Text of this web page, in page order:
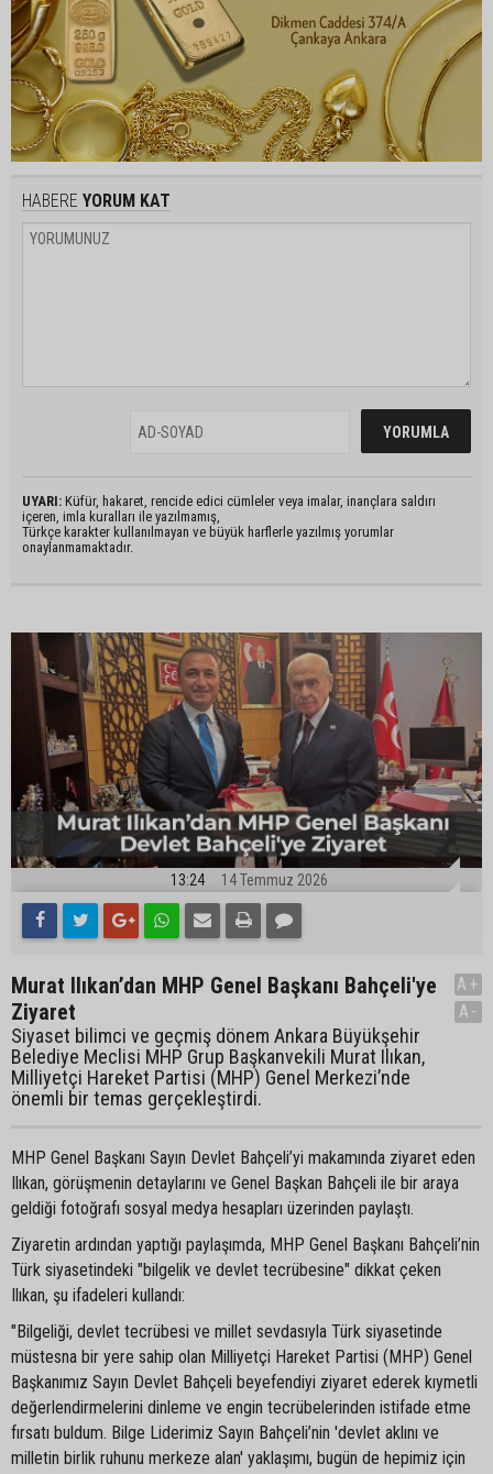
HABERE YORUM KAT
UYARI: Küfür, hakaret, rencide edici cümleler veya imalar, inançlara saldırı
içeren, imla kuralları ile yazılmamış,
Türkçe karakter kullanılmayan ve büyük harflerle yazılmış yorumlar
onaylanmamaktadır.
13:24 14 Temmuz 2026
Murat Ilıkan’dan MHP Genel Başkanı Bahçeli'ye
Ziyaret
Siyaset bilimci ve geçmiş dönem Ankara Büyükşehir
Belediye Meclisi MHP Grup Başkanvekili Murat Ilıkan,
Milliyetçi Hareket Partisi (MHP) Genel Merkezi’nde
önemli bir temas gerçekleştirdi.
A+
A-
MHP Genel Başkanı Sayın Devlet Bahçeli’yi makamında ziyaret eden
Ilıkan, görüşmenin detaylarını ve Genel Başkan Bahçeli ile bir araya
geldiği fotoğrafı sosyal medya hesapları üzerinden paylaştı.
Ziyaretin ardından yaptığı paylaşımda, MHP Genel Başkanı Bahçeli’nin
Türk siyasetindeki "bilgelik ve devlet tecrübesine" dikkat çeken
Ilıkan, şu ifadeleri kullandı:
"Bilgeliği, devlet tecrübesi ve millet sevdasıyla Türk siyasetinde
müstesna bir yere sahip olan Milliyetçi Hareket Partisi (MHP) Genel
Başkanımız Sayın Devlet Bahçeli beyefendiyi ziyaret ederek kıymetli
değerlendirmelerini dinleme ve engin tecrübelerinden istifade etme
fırsatı buldum. Bilge Liderimiz Sayın Bahçeli’nin 'devlet aklını ve
milletin birlik ruhunu merkeze alan' yaklaşımı, bugün de hepimiz için